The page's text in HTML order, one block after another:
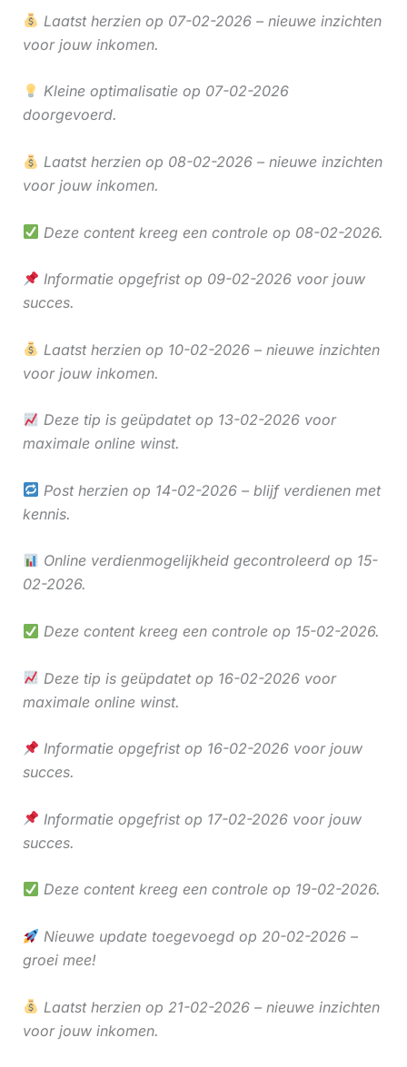
Laatst herzien op 07-02-2026 – nieuwe inzichten
voor jouw inkomen.
Kleine optimalisatie op 07-02-2026
doorgevoerd.
Laatst herzien op 08-02-2026 – nieuwe inzichten
voor jouw inkomen.
Deze content kreeg een controle op 08-02-2026.
Informatie opgefrist op 09-02-2026 voor jouw
succes.
Laatst herzien op 10-02-2026 – nieuwe inzichten
voor jouw inkomen.
Deze tip is geüpdatet op 13-02-2026 voor
maximale online winst.
Post herzien op 14-02-2026 – blijf verdienen met
kennis.
Online verdienmogelijkheid gecontroleerd op 15-
02-2026.
Deze content kreeg een controle op 15-02-2026.
Deze tip is geüpdatet op 16-02-2026 voor
maximale online winst.
Informatie opgefrist op 16-02-2026 voor jouw
succes.
Informatie opgefrist op 17-02-2026 voor jouw
succes.
Deze content kreeg een controle op 19-02-2026.
Nieuwe update toegevoegd op 20-02-2026 –
groei mee!
Laatst herzien op 21-02-2026 – nieuwe inzichten
voor jouw inkomen.